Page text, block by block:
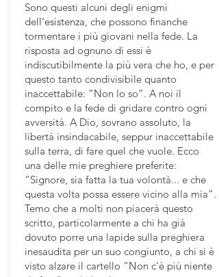
Sono questi alcuni degli enigmi
dell’esistenza, che possono finanche
tormentare i più giovani nella fede. La
risposta ad ognuno di essi è
indiscutibilmente la più vera che ho, e per
questo tanto condivisibile quanto
inaccettabile: “Non lo so”. A noi il
compito e la fede di gridare contro ogni
avversità. A Dio, sovrano assoluto, la
libertà insindacabile, seppur inaccettabile
sulla terra, di fare quel che vuole. Ecco
una delle mie preghiere preferite:
“Signore, sia fatta la tua volontà... e che
questa volta possa essere vicino alla mia”.
Temo che a molti non piacerà questo
scritto, particolarmente a chi ha già
dovuto porre una lapide sulla preghiera
inesaudita per un suo congiunto, a chi si è
visto alzare il cartello “Non c’è più niente